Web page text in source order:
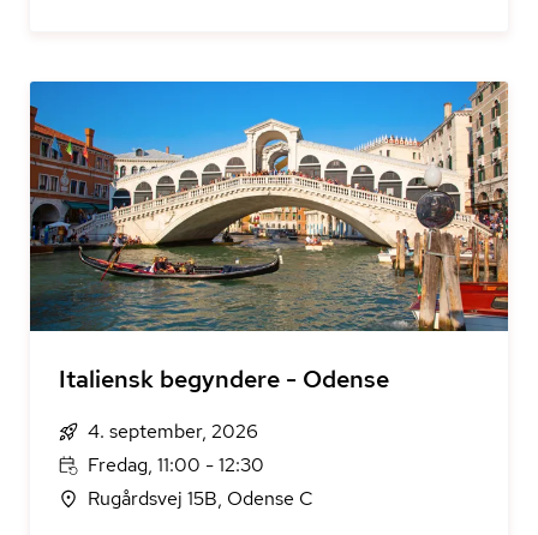
Italiensk begyndere - Odense
4. september, 2026
Fredag, 11:00 - 12:30
Rugårdsvej 15B, Odense C